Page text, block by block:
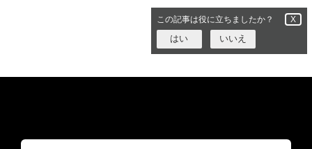
この記事は役に立ちましたか？ X
はい いいえ